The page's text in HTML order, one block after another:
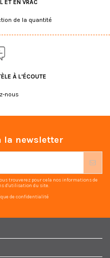
ET EN VRAC
de la quantité
À L'ÉCOUTE
nous
la newsletter
trouverez pour cela nos informations de
d'utilisation du site.
de confidentialité